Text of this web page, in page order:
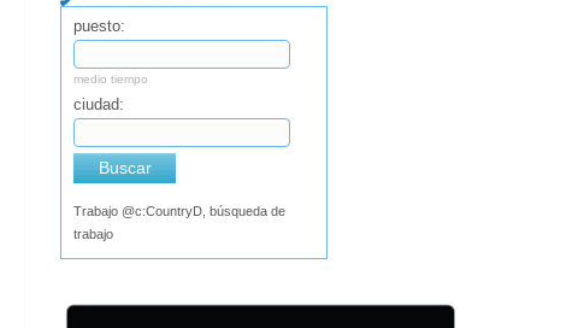
puesto:
medio tiempo
ciudad:
Buscar
Trabajo @c:CountryD, búsqueda de
trabajo